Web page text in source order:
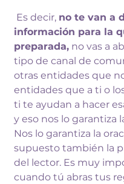
Es decir, no te van a
información para la
preparada, no vas a
tipo de canal de
otras entidades que
entidades que a ti o
ti te ayudan a hacer
y eso nos lo garantiza
Nos lo garantiza la
supuesto también la
del lector. Es muy
cuando tú abras tus